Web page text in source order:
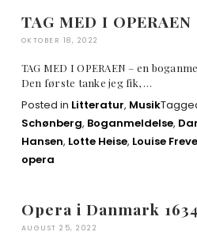
TAG MED I OPERAEN
OKTOBER 18, 2022
TAG MED I OPERAEN – en
Den første tanke jeg fik, …
Posted in Litteratur, Musik
Schønberg, Boganmeldelse,
Hansen, Lotte Heise, Louise
opera
Opera i Danmark
AUGUST 25, 2022